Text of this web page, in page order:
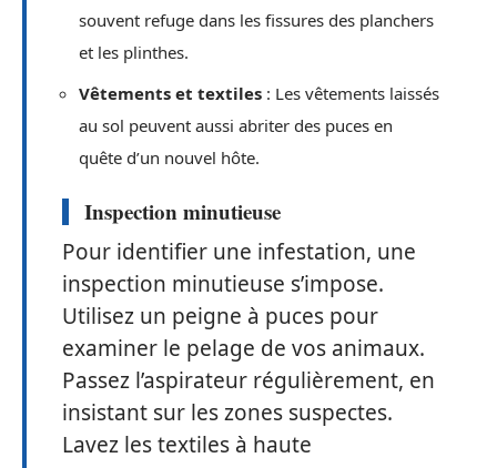
souvent refuge dans les fissures des planchers
et les plinthes.
Vêtements et textiles : Les vêtements laissés
au sol peuvent aussi abriter des puces en
quête d’un nouvel hôte.
Inspection minutieuse
Pour identifier une infestation, une
inspection minutieuse s’impose.
Utilisez un peigne à puces pour
examiner le pelage de vos animaux.
Passez l’aspirateur régulièrement, en
insistant sur les zones suspectes.
Lavez les textiles à haute